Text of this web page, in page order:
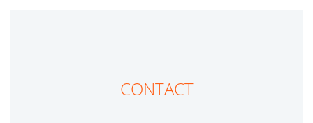
CONTACT